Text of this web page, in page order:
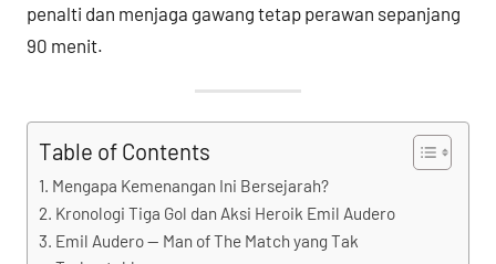
penalti dan menjaga gawang tetap perawan sepanjang
90 menit.
Table of Contents
Mengapa Kemenangan Ini Bersejarah?
Kronologi Tiga Gol dan Aksi Heroik Emil Audero
Emil Audero — Man of The Match yang Tak